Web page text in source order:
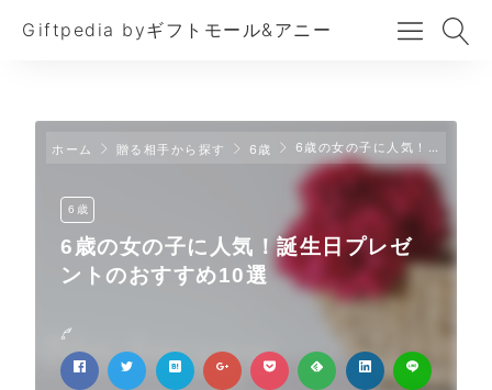
Giftpedia byギフトモール&アニー
ホーム 贈る相手から探す 6歳 6歳の女の子に人気！誕生日プレゼントのおすすめ10選
6歳
6歳の女の子に人気！誕生日プレゼ
ントのおすすめ10選